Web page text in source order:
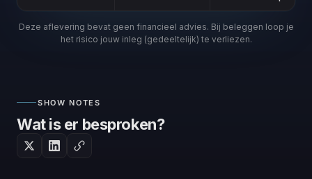
Deze aflevering bevat geen financieel advies. Bij beleggen loop je
het risico jouw inleg (gedeeltelijk) te verliezen.
SHOW NOTES
Wat is er besproken?